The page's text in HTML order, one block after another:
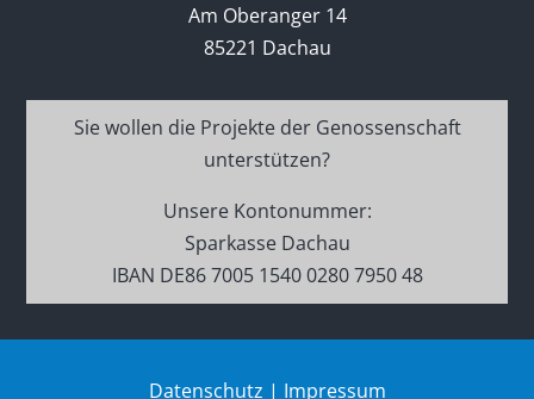
Am Oberanger 14
85221 Dachau
Sie wollen die Projekte der Genossenschaft
unterstützen?
Unsere Kontonummer:
Sparkasse Dachau
IBAN DE86 7005 1540 0280 7950 48
Datenschutz | Impressum